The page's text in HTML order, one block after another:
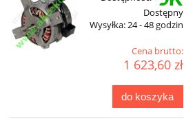
Dostępny
Wysyłka:24 - 48 godzin
Cena brutto:
1 623,60 zł
do koszyka